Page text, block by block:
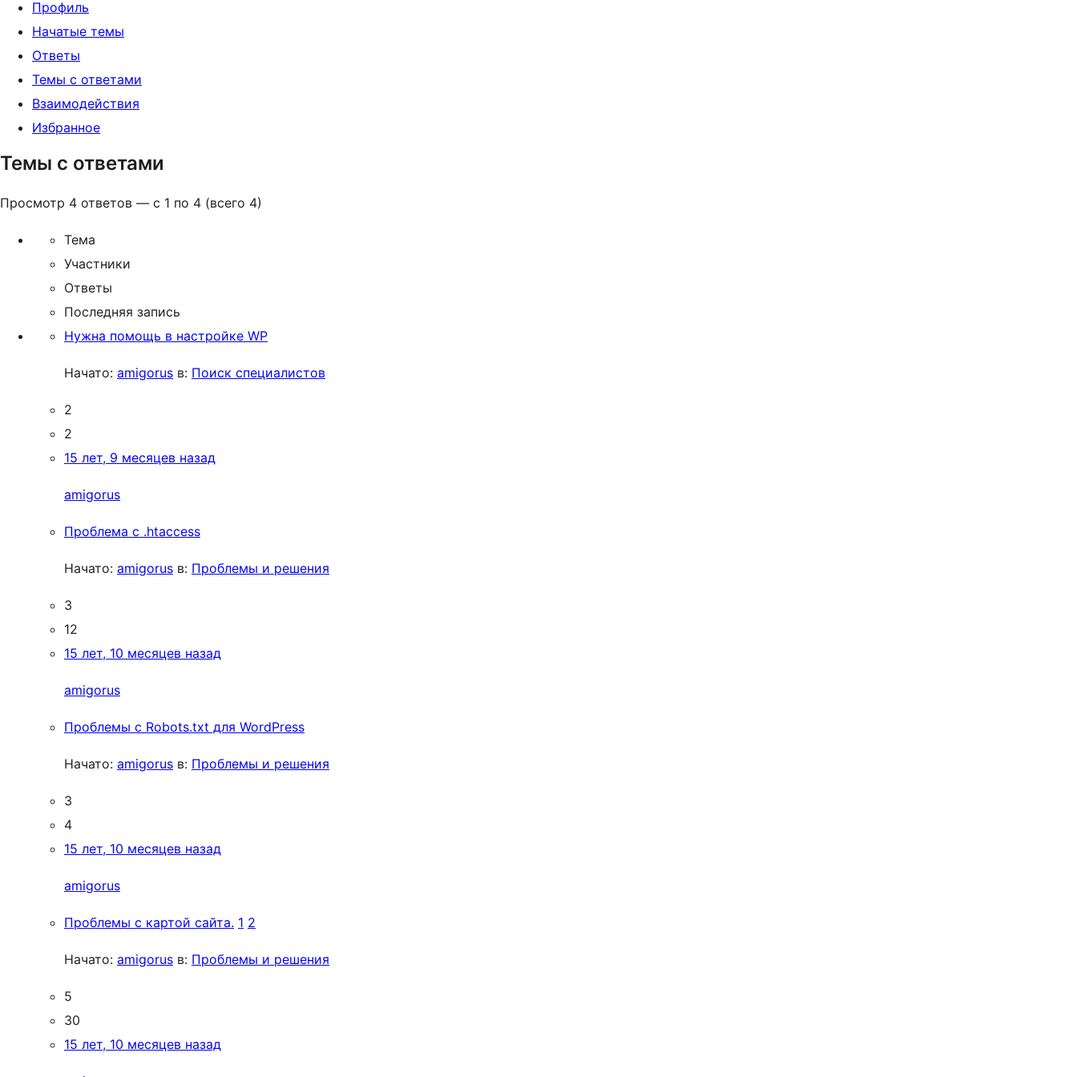
Профиль
Начатые темы
Ответы
Темы с ответами
Взаимодействия
Избранное
Темы с ответами
Просмотр 4 ответов — с 1 по 4 (всего 4)
Тема
Участники
Ответы
Последняя запись
Нужна помощь в настройке WP
Начато: amigorus в: Поиск специалистов
2
2
15 лет, 9 месяцев назад
amigorus
Проблема с .htaccess
Начато: amigorus в: Проблемы и решения
3
12
15 лет, 10 месяцев назад
amigorus
Проблемы с Robots.txt для WordPress
Начато: amigorus в: Проблемы и решения
3
4
15 лет, 10 месяцев назад
amigorus
Проблемы с картой сайта. 1 2
Начато: amigorus в: Проблемы и решения
5
30
15 лет, 10 месяцев назад